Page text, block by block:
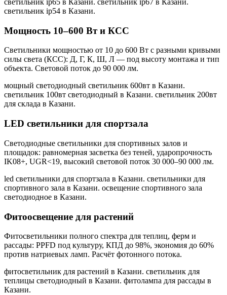
светильник ip65 в Казани. светильник ip67 в Казани.
светильник ip54 в Казани.
Мощность 10–600 Вт и КСС
Светильники мощностью от 10 до 600 Вт с разными кривыми
силы света (КСС): Д, Г, К, Ш, Л — под высоту монтажа и тип
объекта. Световой поток до 90 000 лм.
мощный светодиодный светильник 600вт в Казани.
светильник 100вт светодиодный в Казани. светильник 200вт
для склада в Казани.
LED светильники для спортзала
Светодиодные светильники для спортивных залов и
площадок: равномерная засветка без теней, ударопрочность
IK08+, UGR<19, высокий световой поток 30 000–90 000 лм.
led светильники для спортзала в Казани. светильники для
спортивного зала в Казани. освещение спортивного зала
светодиодное в Казани.
Фитоосвещение для растений
Фитосветильники полного спектра для теплиц, ферм и
рассады: PPFD под культуру, КПД до 98%, экономия до 60%
против натриевых ламп. Расчёт фотонного потока.
фитосветильник для растений в Казани. светильник для
теплицы светодиодный в Казани. фитолампа для рассады в
Казани.